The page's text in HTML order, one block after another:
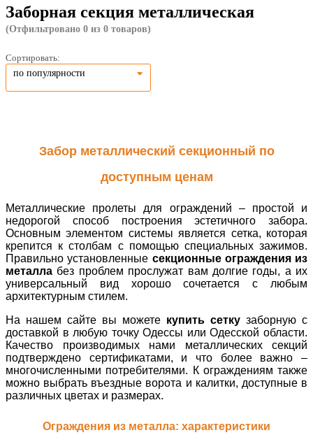
Заборная секция металлическая
(Отфильтровано 0 из 0 товаров)
Сортировать:
по популярности
Забор металлический секционный по
доступным ценам
Металлические пролеты для ограждений – простой и
недорогой способ построения эстетичного забора.
Основным элементом системы является сетка, которая
крепится к столбам с помощью специальных зажимов.
Правильно установленные секционные ограждения из
металла без проблем прослужат вам долгие годы, а их
универсальный вид хорошо сочетается с любым
архитектурным стилем.
На нашем сайте вы можете купить сетку заборную с
доставкой в любую точку Одессы или Одесской области.
Качество производимых нами металлических секций
подтверждено сертификатами, и что более важно –
многочисленными потребителями. К ограждениям также
можно выбрать въездные ворота и калитки, доступные в
различных цветах и ​​размерах.
Ограждения из металла: характеристики